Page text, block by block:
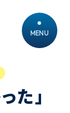
MENU
た」